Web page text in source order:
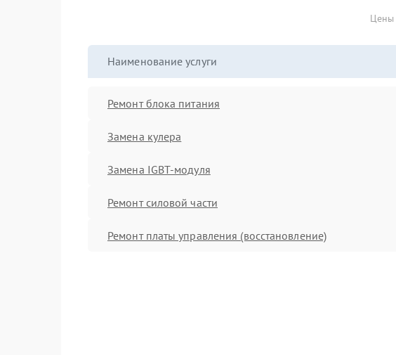
Цены
Наименование услуги
Ремонт блока питания
Замена кулера
Замена IGBT-модуля
Ремонт силовой части
Ремонт платы управления (восстановление)